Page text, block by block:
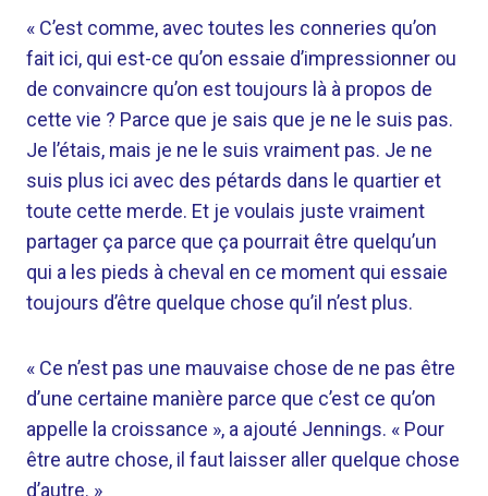
« C’est comme, avec toutes les conneries qu’on
fait ici, qui est-ce qu’on essaie d’impressionner ou
de convaincre qu’on est toujours là à propos de
cette vie ? Parce que je sais que je ne le suis pas.
Je l’étais, mais je ne le suis vraiment pas. Je ne
suis plus ici avec des pétards dans le quartier et
toute cette merde. Et je voulais juste vraiment
partager ça parce que ça pourrait être quelqu’un
qui a les pieds à cheval en ce moment qui essaie
toujours d’être quelque chose qu’il n’est plus.
« Ce n’est pas une mauvaise chose de ne pas être
d’une certaine manière parce que c’est ce qu’on
appelle la croissance », a ajouté Jennings. « Pour
être autre chose, il faut laisser aller quelque chose
d’autre. »